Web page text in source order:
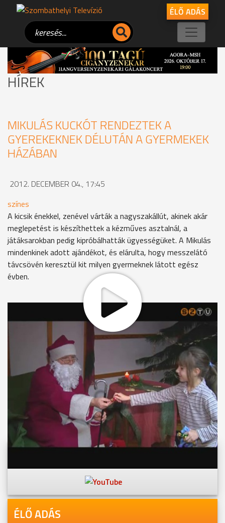
ÉLŐ ADÁS
HÍREK
MIKULÁS KUCKÓT RENDEZTEK A
GYEREKEKNEK DÉLUTÁN A GYERMEKEK
HÁZÁBAN
2012. DECEMBER 04., 17:45
színes
A kicsik énekkel, zenével várták a nagyszakállút, akinek akár
meglepetést is készíthettek a kézműves asztalnál, a
játáksarokban pedig kipróbálhatták ügyességüket. A Mikulás
mindenkinek adott ajándékot, és elárulta, hogy messzelátó
távcsövén keresztül kit milyen gyermeknek látott egész
évben.
ÉLŐ ADÁS